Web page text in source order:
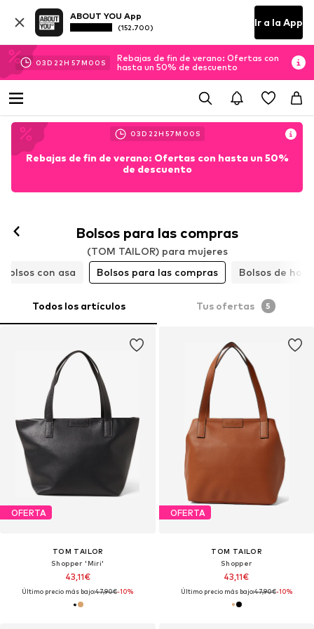
ABOUT YOU App
(152.700) Ir a la App
03D 22H 56M 59S
Rebajas de fin de verano: Ofertas con
hasta un 50% de descuento
03D 22H 56M 59S
Rebajas de fin de verano: Ofertas con hasta un 50%
de descuento
Bolsos para las compras
(TOM TAILOR) para mujeres
Bolsos con asa
Bolsos para las compras Bolsos de
Todos los artículos Tus ofertas 5
OFERTA
TOM TAILOR
Shopper 'Miri'
43,11€
Último precio más bajo:47,90€-10%
OFERTA
TOM TAILOR
Shopper
43,11€
Último precio más bajo:47,90€-10%